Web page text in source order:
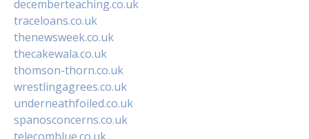
decemberteaching.co.uk
traceloans.co.uk
thenewsweek.co.uk
thecakewala.co.uk
thomson-thorn.co.uk
wrestlingagrees.co.uk
underneathfoiled.co.uk
spanosconcerns.co.uk
telecomblue.co.uk